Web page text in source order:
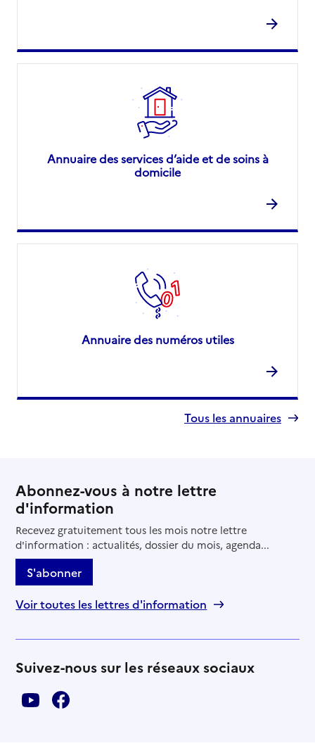
Annuaire des services d’aide et de soins à
domicile
Annuaire des numéros utiles
Tous les annuaires
Abonnez-vous à notre lettre
d'information
Recevez gratuitement tous les mois notre lettre
d'information : actualités, dossier du mois, agenda...
S'abonner
Voir toutes les lettres d'information
Suivez-nous sur les réseaux sociaux